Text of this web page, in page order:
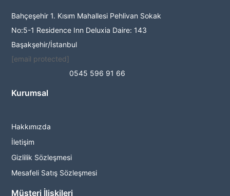
Bahçeşehir 1. Kısım Mahallesi Pehlivan Sokak
No:5-1 Residence Inn Deluxia Daire: 143
Başakşehir/İstanbul
[email protected]
0545 596 91 66
Kurumsal
Hakkımızda
İletişim
Gizlilik Sözleşmesi
Mesafeli Satış Sözleşmesi
Müşteri İlişkileri